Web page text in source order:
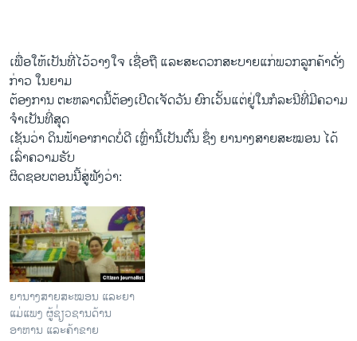
ເພື່ອ​ໃຫ້​ເປັນ​ທີ່​ໄວ້​ວາງ​ໃຈ ​ເຊື່ອ​ຖື ​ແລະສະດວກ​ສະບາຍ​ແກ່​ພວກ​ລູກ​ຄ້າດັ່ງ
ກ່າວ ​ໃນ​ຍາມ
​ຕ້ອງການ ຕະຫລາດ​ນີ້ຕ້ອງ​ເປີດ​ເຈັດ​ວັນ ຍົກ​ເວັ້ນ​ແຕ່​ຢູ່​ໃນ​ກໍ​ລະ​ນີທີ່​ມີ​ຄວາມ​
ຈຳ​ເປັນ​ທີ່​ສຸດ
​ເຊັນ​ວ່າ ​ດິນ​ຟ້າ​ອາກາດ​ບໍ່​ດີ​ ເຫຼົ່າ​ນີ້​ເປັນ​ຕົ້ນ ຊຶ່ງ ຍາ​ນາງ​ສາຍສະໝອນ​ ໄດ້​
ເລົ່າຄວາມ​ຮັບ
ຜິດຊອບ​ຕອນ​ນີ້​ສູ່​ຟັງ​ວ່າ:
ຍານາງສາຍສະໝອນ ແລະຍາ
ແມ່ແພງ ຜູ້ຊ່່ຽວຊານດ້ານ
ອາຫານ ແລະຄ້າຂາຍ